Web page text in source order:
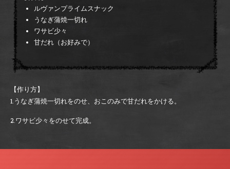
ルヴァンプライムスナック
うなぎ蒲焼一切れ
ワサビ少々
甘だれ（お好みで）
【作り方】
1.うなぎ蒲焼一切れをのせ、おこのみで甘だれをかける。
2.ワサビ少々をのせて完成。